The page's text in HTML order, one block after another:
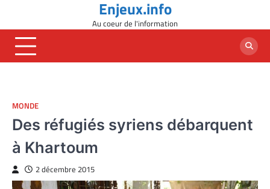
content
Enjeux.info
Au coeur de l'information
MONDE
Des réfugiés syriens débarquent
à Khartoum
2 décembre 2015